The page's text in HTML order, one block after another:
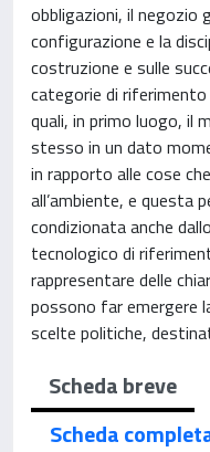
obbligazioni, il negozio
configurazione e la
costruzione e sulle
categorie di
quali, in primo luogo, il
stesso in un dato
in rapporto alle cose
all’ambiente, e questa
condizionata anche
tecnologico di
rappresentare delle
possono far emergere
scelte politiche,
Scheda breve
Scheda